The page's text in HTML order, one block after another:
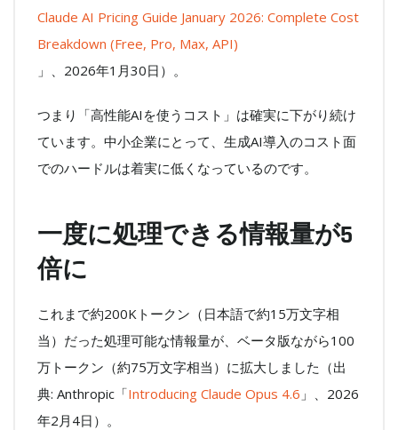
Claude AI Pricing Guide January 2026: Complete Cost
Breakdown (Free, Pro, Max, API)
」、2026年1月30日）。
つまり「高性能AIを使うコスト」は確実に下がり続け
ています。中小企業にとって、生成AI導入のコスト面
でのハードルは着実に低くなっているのです。
一度に処理できる情報量が5
倍に
これまで約200Kトークン（日本語で約15万文字相
当）だった処理可能な情報量が、ベータ版ながら100
万トークン（約75万文字相当）に拡大しました（出
典: Anthropic「Introducing Claude Opus 4.6 」、2026
年2月4日）。